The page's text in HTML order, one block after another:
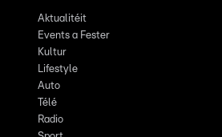
Aktualitéit
Events a Fester
Kultur
Lifestyle
Auto
Télé
Radio